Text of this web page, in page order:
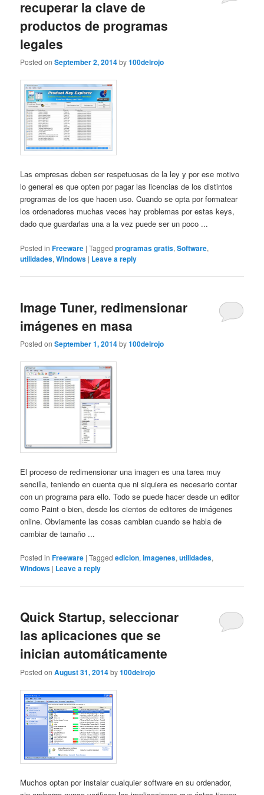
recuperar la clave de
productos de programas
legales
Posted onSeptember 2, 2014by100delrojo
Las empresas deben ser respetuosas de la ley y por ese motivo
lo general es que opten por pagar las licencias de los distintos
programas de los que hacen uso. Cuando se opta por formatear
los ordenadores muchas veces hay problemas por estas keys,
dado que guardarlas una a la vez puede ser un poco ...
Posted in Freeware |Tagged programas gratis,Software,
utilidades,Windows | Leave a reply
Image Tuner, redimensionar
imágenes en masa
Posted onSeptember 1, 2014by100delrojo
El proceso de redimensionar una imagen es una tarea muy
sencilla, teniendo en cuenta que ni siquiera es necesario contar
con un programa para ello. Todo se puede hacer desde un editor
como Paint o bien, desde los cientos de editores de imágenes
online. Obviamente las cosas cambian cuando se habla de
cambiar de tamaño ...
Posted in Freeware |Tagged edicion,imagenes,utilidades,
Windows | Leave a reply
Quick Startup, seleccionar
las aplicaciones que se
inician automáticamente
Posted onAugust 31, 2014by100delrojo
Muchos optan por instalar cualquier software en su ordenador,